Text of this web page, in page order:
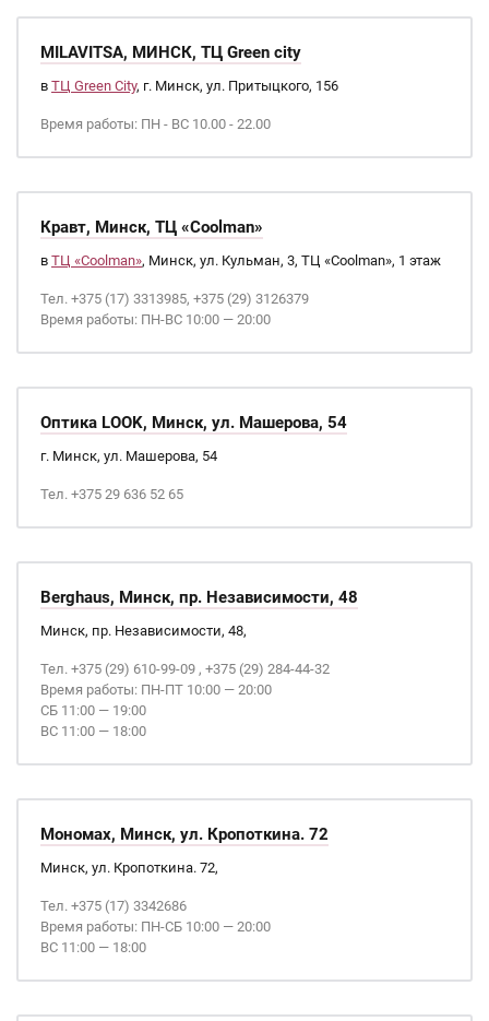
MILAVITSA, МИНСК, ТЦ Green city
в ТЦ Green City, г. Минск, ул. Притыцкого, 156
Время работы: ПН - ВС 10.00 - 22.00
Кравт, Минск, ТЦ «Coolman»
в ТЦ «Coolman», Минск, ул. Кульман, 3, ТЦ «Coolman», 1 этаж
Тел. +375 (17) 3313985, +375 (29) 3126379
Время работы: ПН-ВС 10:00 — 20:00
Оптика LOOK, Минск, ул. Машерова, 54
г. Минск, ул. Машерова, 54
Тел. +375 29 636 52 65
Berghaus, Минск, пр. Независимости, 48
Минск, пр. Независимости, 48,
Тел. +375 (29) 610-99-09 , +375 (29) 284-44-32
Время работы: ПН-ПТ 10:00 — 20:00
СБ 11:00 — 19:00
ВС 11:00 — 18:00
Мономах, Минск, ул. Кропоткина. 72
Минск, ул. Кропоткина. 72,
Тел. +375 (17) 3342686
Время работы: ПН-СБ 10:00 — 20:00
ВС 11:00 — 18:00